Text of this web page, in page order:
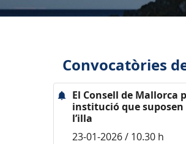
Convocatòries
El Consell de
institució que
l’illa
23-01-2026 / 10.30 h